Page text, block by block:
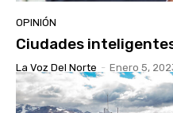
OPINIÓN
Ciudades
La Voz Del Norte - Enero 5,